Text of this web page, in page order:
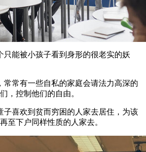
只能被小孩子看到身形的很老实的妖
常常有一些自私的家庭会请法力高深的
，控制他们的自由。
子喜欢到贫而穷困的人家去居住，为该
至下户同样性质的人家去。